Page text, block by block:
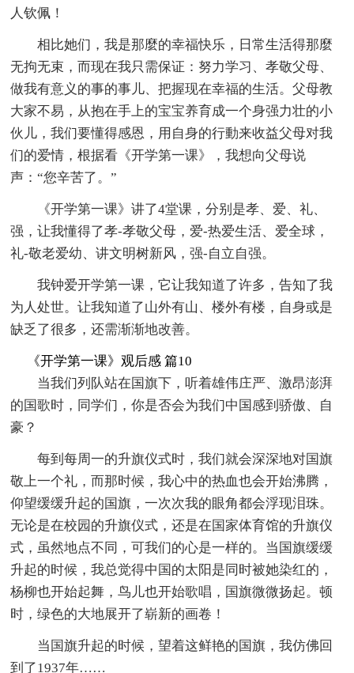
人钦佩！
相比她们，我是那麼的幸福快乐，日常生活得那麼
无拘无束，而现在我只需保证：努力学习、孝敬父母、
做我有意义的事的事儿、把握现在幸福的生活。父母教
大家不易，从抱在手上的宝宝养育成一个身强力壮的小
伙儿，我们要懂得感恩，用自身的行動来收益父母对我
们的爱情，根据看《开学第一课》，我想向父母说
声：“您辛苦了。”
《开学第一课》讲了4堂课，分别是孝、爱、礼、
强，让我懂得了孝-孝敬父母，爱-热爱生活、爱全球，
礼-敬老爱幼、讲文明树新风，强-自立自强。
我钟爱开学第一课，它让我知道了许多，告知了我
为人处世。让我知道了山外有山、楼外有楼，自身或是
缺乏了很多，还需渐渐地改善。
《开学第一课》观后感 篇10
当我们列队站在国旗下，听着雄伟庄严、激昂澎湃
的国歌时，同学们，你是否会为我们中国感到骄傲、自
豪？
每到每周一的升旗仪式时，我们就会深深地对国旗
敬上一个礼，而那时候，我心中的热血也会开始沸腾，
仰望缓缓升起的国旗，一次次我的眼角都会浮现泪珠。
无论是在校园的升旗仪式，还是在国家体育馆的升旗仪
式，虽然地点不同，可我们的心是一样的。当国旗缓缓
升起的时候，我总觉得中国的太阳是同时被她染红的，
杨柳也开始起舞，鸟儿也开始歌唱，国旗微微扬起。顿
时，绿色的大地展开了崭新的画卷！
当国旗升起的时候，望着这鲜艳的国旗，我仿佛回
到了1937年……